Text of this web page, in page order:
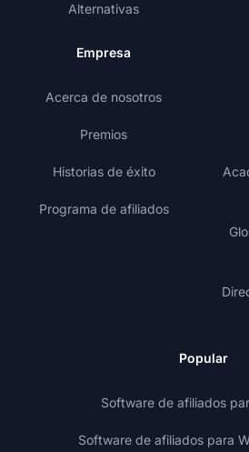
Alternativas
Empresa
Acerca de nosotros
Premios
Historias de éxito
Programa de afiliados
Popular
Software de afiliados
Software de afiliados para